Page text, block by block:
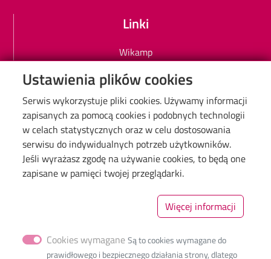
Ustawienia plików cookies
Serwis wykorzystuje pliki cookies. Używamy informacji
zapisanych za pomocą cookies i podobnych technologii
w celach statystycznych oraz w celu dostosowania
serwisu do indywidualnych potrzeb użytkowników.
Jeśli wyrażasz zgodę na używanie cookies, to będą one
zapisane w pamięci twojej przeglądarki.
Więcej informacji
Cookies wymagane Są to cookies wymagane do
prawidłowego i bezpiecznego działania strony, dlatego
Linki
Wikamp
Poczta elektroniczna PŁ
Biblioteka PŁ
Mapa Kampusu
Dyscypliny naukowe w PŁ
Inicjatywa Doskonałości Uczelnia Badawcza
BIP
Deklaracja dostępności cyfrowej
Polityka prywatności